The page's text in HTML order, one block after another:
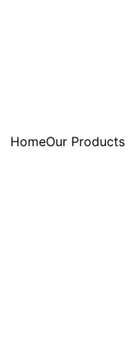
HomeOur Products